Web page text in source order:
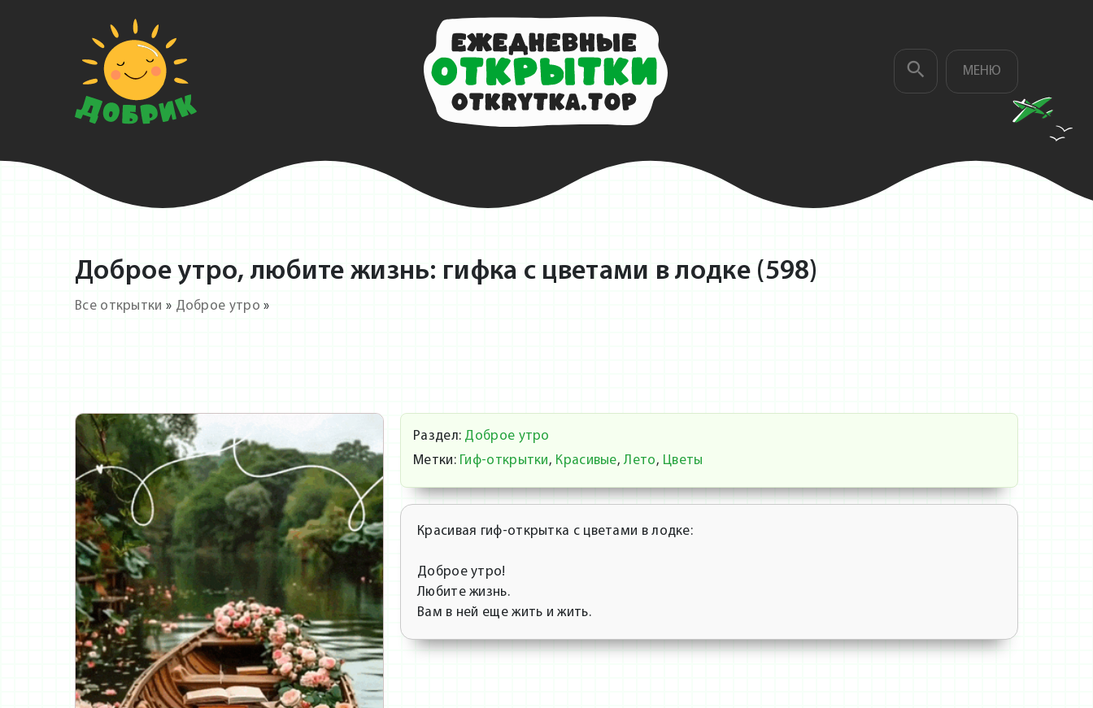
МЕНЮ
Доброе утро, любите жизнь: гифка с цветами в лодке (598)
Все открытки » Доброе утро »
Раздел: Доброе утро
Метки: Гиф-открытки, Красивые,Лето, Цветы
Красивая гиф-открытка с цветами в лодке:
Доброе утро!
Любите жизнь.
Вам в ней еще жить и жить.